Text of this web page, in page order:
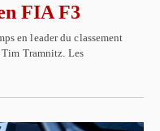
FIA F3
en leader du classement
Tramnitz. Les